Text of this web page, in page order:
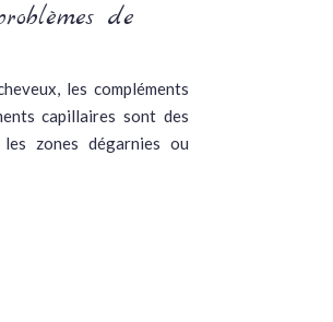
de
les compléments
capillaires sont des
zones dégarnies ou